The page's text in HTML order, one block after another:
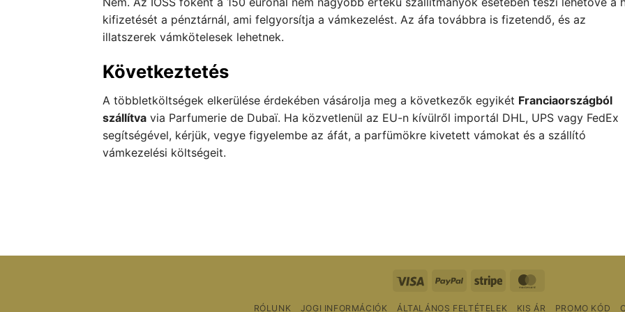
kifizetését a pénztárnál, ami felgyorsítja a vámkezelést. Az áfa továbbra is fizetendő, és az
illatszerek vámkötelesek lehetnek.
Következtetés
A többletköltségek elkerülése érdekében vásárolja meg a következők egyikét Franciaországból
szállítva via Parfumerie de Dubaï. Ha közvetlenül az EU-n kívülről importál DHL, UPS vagy FedEx
segítségével, kérjük, vegye figyelembe az áfát, a parfümökre kivetett vámokat és a szállító
vámkezelési költségeit.
Vízum PayPal Csíkos
RÓLUNK JOGI INFORMÁCIÓK ÁLTALÁNOS FELTÉTELEK KIS ÁR PROMO KÓD